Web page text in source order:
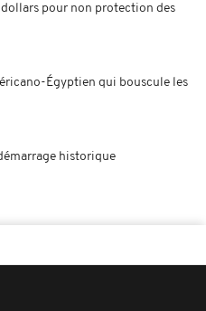
pour non protection des
Égyptien qui bouscule les
historique